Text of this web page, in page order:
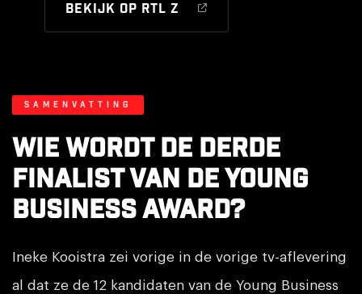
Bekijk op RTL Z
Samenvatting
Wie wordt de derde
finalist van de Young
Business Award?
Ineke Kooistra zei vorige in de vorige tv-aflevering
al dat ze de 12 kandidaten van de Young Business